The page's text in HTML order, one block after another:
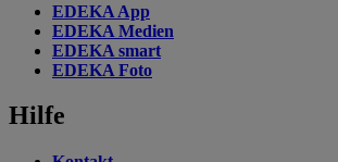
EDEKA App
EDEKA Medien
EDEKA smart
EDEKA Foto
Hilfe